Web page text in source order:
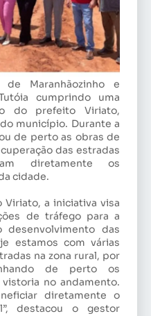
Maranhãozinho e
cumprindo uma
do prefeito Viriato,
município. Durante a
de perto as obras de
das estradas
diretamente os
cidade.
a iniciativa visa
de tráfego para a
das
estamos com várias
na zona rural, por
de perto os
no andamento.
diretamente o
destacou o gestor